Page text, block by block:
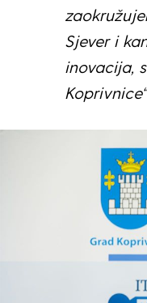
Sjever i
inovacija,